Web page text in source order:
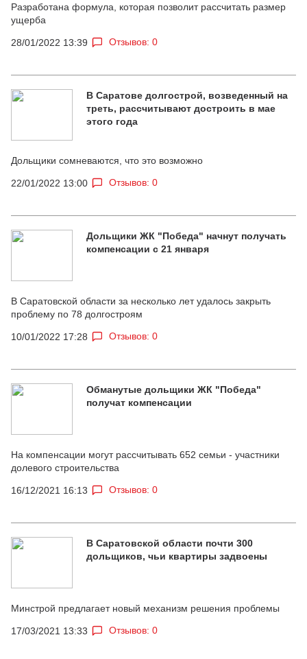
Разработана формула, которая позволит рассчитать размер
ущерба
28/01/2022 13:39 Отзывов: 0
В Саратове долгострой, возведенный на
треть, рассчитывают достроить в мае
этого года
Дольщики сомневаются, что это возможно
22/01/2022 13:00 Отзывов: 0
Дольщики ЖК "Победа" начнут получать
компенсации с 21 января
В Саратовской области за несколько лет удалось закрыть
проблему по 78 долгостроям
10/01/2022 17:28 Отзывов: 0
Обманутые дольщики ЖК "Победа"
получат компенсации
На компенсации могут рассчитывать 652 семьи - участники
долевого строительства
16/12/2021 16:13 Отзывов: 0
В Саратовской области почти 300
дольщиков, чьи квартиры задвоены
Минстрой предлагает новый механизм решения проблемы
17/03/2021 13:33 Отзывов: 0